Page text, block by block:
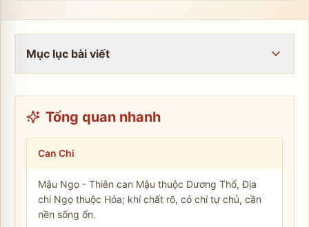
Mục lục bài viết
Tổng quan nhanh
Can Chi
Mậu Ngọ - Thiên can Mậu thuộc Dương Thổ, Địa
chi Ngọ thuộc Hỏa; khí chất rõ, có chí tự chủ, cần
nền sống ổn.